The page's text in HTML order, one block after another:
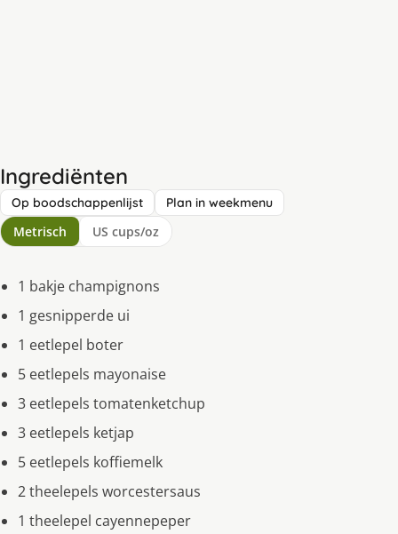
Ingrediënten
Op boodschappenlijst Plan in weekmenu
Metrisch US cups/oz
1 bakje champignons
1 gesnipperde ui
1 eetlepel boter
5 eetlepels mayonaise
3 eetlepels tomatenketchup
3 eetlepels ketjap
5 eetlepels koffiemelk
2 theelepels worcestersaus
1 theelepel cayennepeper